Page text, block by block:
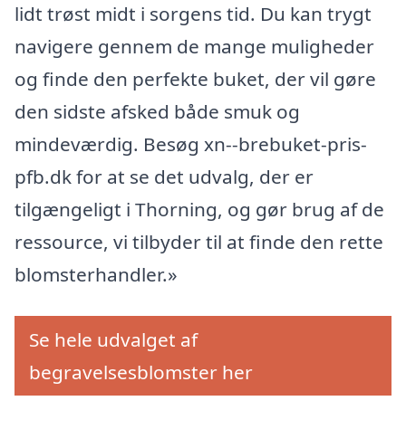
lidt trøst midt i sorgens tid. Du kan trygt
navigere gennem de mange muligheder
og finde den perfekte buket, der vil gøre
den sidste afsked både smuk og
mindeværdig. Besøg xn--brebuket-pris-
pfb.dk for at se det udvalg, der er
tilgængeligt i Thorning, og gør brug af de
ressource, vi tilbyder til at finde den rette
blomsterhandler.»
Se hele udvalget af
begravelsesblomster her